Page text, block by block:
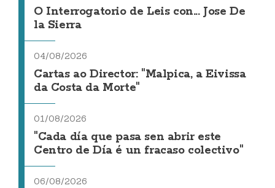
O Interrogatorio de Leis con... Jose De
la Sierra
04/08/2026
Cartas ao Director: "Malpica, a Eivissa
da Costa da Morte"
01/08/2026
"Cada día que pasa sen abrir este
Centro de Día é un fracaso colectivo"
06/08/2026